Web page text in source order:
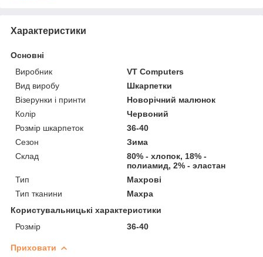
Характеристики
Основні
Виробник
VT Computers
Вид виробу
Шкарпетки
Візерунки і принти
Новорічний малюнок
Колір
Червоний
Розмір шкарпеток
36-40
Сезон
Зима
Склад
80% - хлопок, 18% -
полиамид, 2% - эластан
Тип
Махрові
Тип тканини
Махра
Користувальницькі характеристики
Розмір
36-40
Приховати